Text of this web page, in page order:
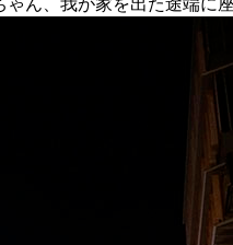
ん、我が家を出た途端に